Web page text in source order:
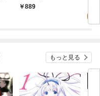
889
もっと見る